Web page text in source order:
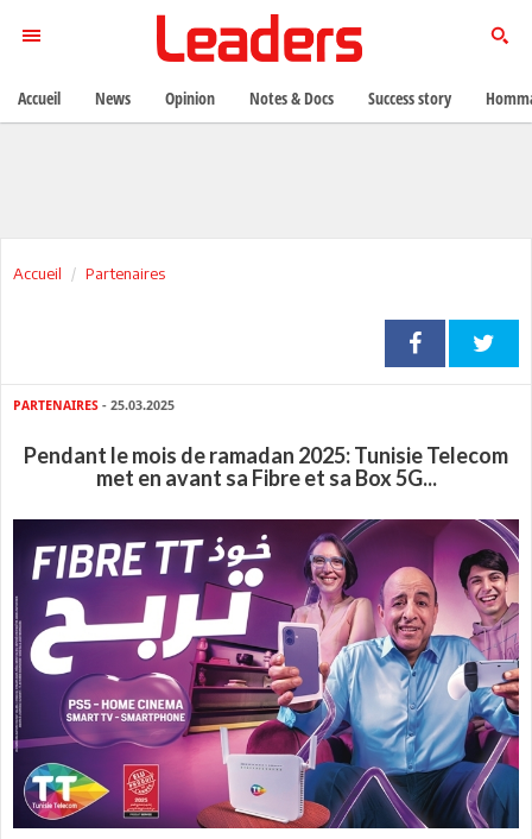
Accueil Partenaires
PARTENAIRES - 25.03.2025
Pendant le mois de ramadan 2025: Tunisie Telecom
met en avant sa Fibre et sa Box 5G...
Accueil News Opinion Notes & Docs Success story